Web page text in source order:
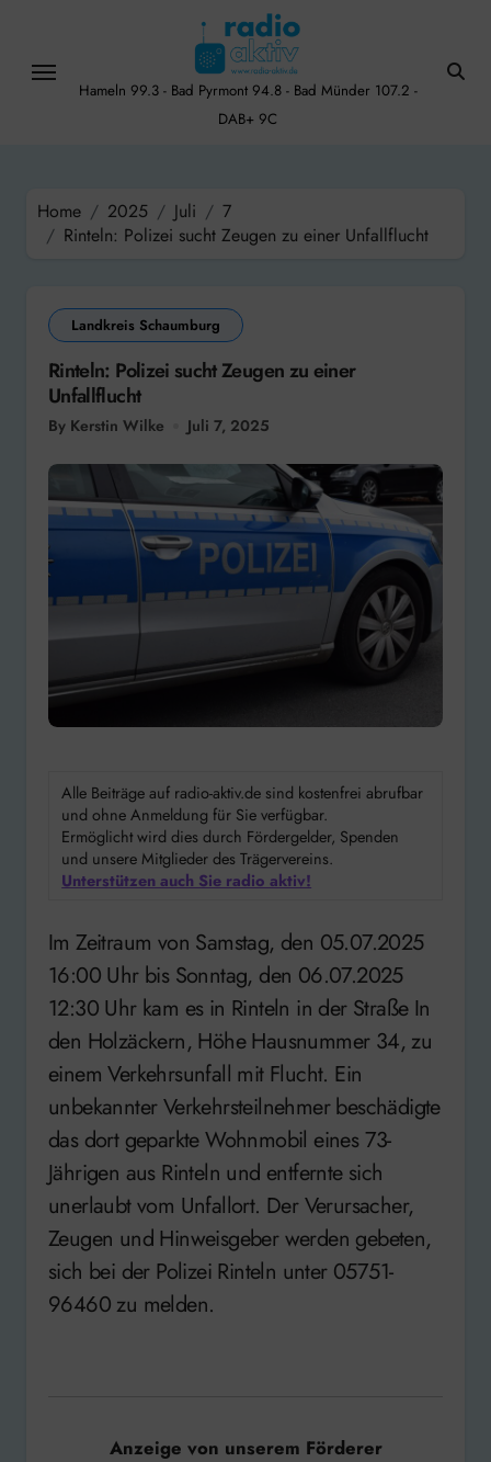
content
Hameln 99.3 - Bad Pyrmont 94.8 - Bad Münder 107.2 -
DAB+ 9C
Home 2025 Juli
7
Rinteln: Polizei sucht Zeugen zu einer Unfallflucht
Landkreis Schaumburg
Rinteln: Polizei sucht Zeugen zu einer
Unfallflucht
By Kerstin Wilke Juli 7, 2025
Alle Beiträge auf radio-aktiv.de sind kostenfrei abrufbar
und ohne Anmeldung für Sie verfügbar.
Ermöglicht wird dies durch Fördergelder, Spenden
und unsere Mitglieder des Trägervereins.
Unterstützen auch Sie radio aktiv!
Im Zeitraum von Samstag, den 05.07.2025
16:00 Uhr bis Sonntag, den 06.07.2025
12:30 Uhr kam es in Rinteln in der Straße In
den Holzäckern, Höhe Hausnummer 34, zu
einem Verkehrsunfall mit Flucht. Ein
unbekannter Verkehrsteilnehmer beschädigte
das dort geparkte Wohnmobil eines 73-
Jährigen aus Rinteln und entfernte sich
unerlaubt vom Unfallort. Der Verursacher,
Zeugen und Hinweisgeber werden gebeten,
sich bei der Polizei Rinteln unter 05751-
96460 zu melden.
Anzeige von unserem Förderer